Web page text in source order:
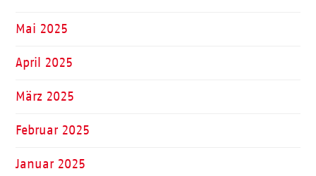
Mai 2025
April 2025
März 2025
Februar 2025
Januar 2025